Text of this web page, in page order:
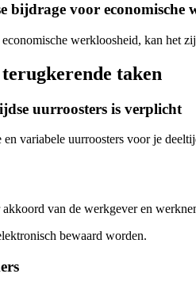
bijdrage voor economische
werkloosheid, kan het
taken
uurroosters is verplicht
variabele uurroosters voor je
van de werkgever en
bewaard worden.